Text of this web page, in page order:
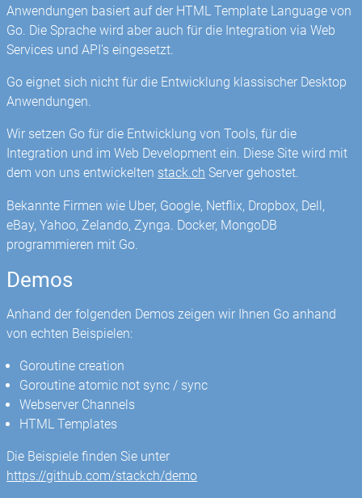
Anwendungen basiert auf der HTML Template Language von
Go. Die Sprache wird aber auch für die Integration via Web
Services und API's eingesetzt.
Go eignet sich nicht für die Entwicklung klassischer Desktop
Anwendungen.
Wir setzen Go für die Entwicklung von Tools, für die
Integration und im Web Development ein. Diese Site wird mit
dem von uns entwickelten stack.ch Server gehostet.
Bekannte Firmen wie Uber, Google, Netflix, Dropbox, Dell,
eBay, Yahoo, Zelando, Zynga. Docker, MongoDB
programmieren mit Go.
Demos
Anhand der folgenden Demos zeigen wir Ihnen Go anhand
von echten Beispielen:
Goroutine creation
Goroutine atomic not sync / sync
Webserver Channels
HTML Templates
Die Beispiele finden Sie unter
https://github.com/stackch/demo